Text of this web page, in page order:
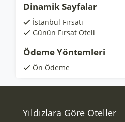
Dinamik Sayfalar
İstanbul Fırsatı
Günün Fırsat Oteli
Ödeme Yöntemleri
Ön Ödeme
Yıldızlara Göre Oteller